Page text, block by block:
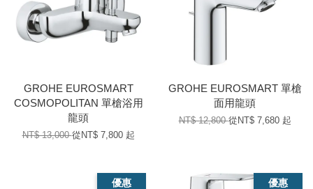
GROHE EUROSMART
COSMOPOLITAN 單槍浴用
龍頭
NT$ 13,000從NT$ 7,800 起
GROHE EUROSMART 單槍
面用龍頭
NT$ 12,800從NT$ 7,680 起
優惠 優惠